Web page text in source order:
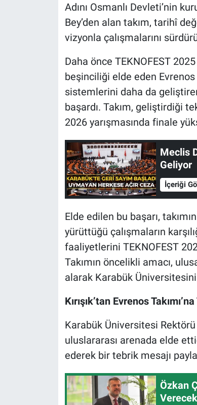
Adını Osmanlı Devleti’nin
Bey’den alan takım, tarihî
vizyonla çalışmalarını
Daha önce TEKNOFEST
beşinciliği elde eden Evrenos
sistemlerini daha da
başardı. Takım, geliştirdiği
2026 yarışmasında finale
Meclis
Geliyor
İçeriği
Elde edilen bu başarı,
yürüttüğü çalışmaların
faaliyetlerini TEKNOFEST
Takımın öncelikli amacı,
alarak Karabük
Kırışık’tan Evrenos
Karabük Üniversitesi Rektörü
uluslararası arenada elde
ederek bir tebrik mesajı
Özkan